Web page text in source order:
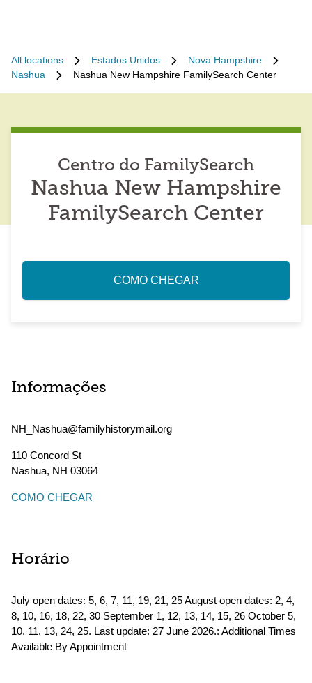
All locations Estados Unidos
Nova Hampshire
Nashua
Nashua New Hampshire FamilySearch Center
Centro do FamilySearch
Nashua New Hampshire
FamilySearch Center
COMO CHEGAR
Informações
NH_Nashua@familyhistorymail.org
110 Concord St
Nashua, NH 03064
COMO CHEGAR
Horário
July open dates: 5, 6, 7, 11, 19, 21, 25 August open dates: 2, 4,
8, 10, 16, 18, 22, 30 September 1, 12, 13, 14, 15, 26 October 5,
10, 11, 13, 24, 25. Last update: 27 June 2026.: Additional Times
Available By Appointment